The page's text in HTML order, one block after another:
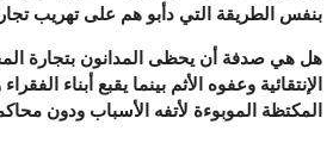
بنفس الطريقة التي دأبو هم على تهريب
هل هي صدفة أن يحظى المدانون بتجارة
الإنتقائية وعفوه الأثم بينما يقبع أبناء
المكتظة الموبوءة لأتفه الأسباب ودون